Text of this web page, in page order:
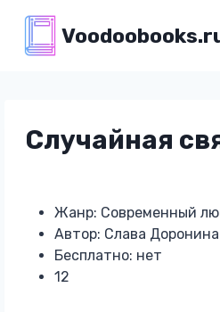
содержимому
Случайная
Жанр: Современный
Автор: Слава Доронина
Бесплатно: нет
12